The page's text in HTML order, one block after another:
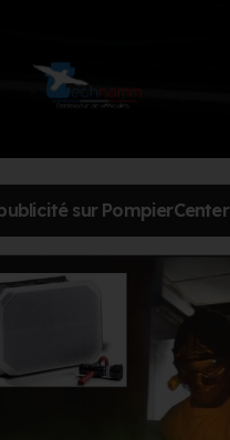
sur PompierCenter